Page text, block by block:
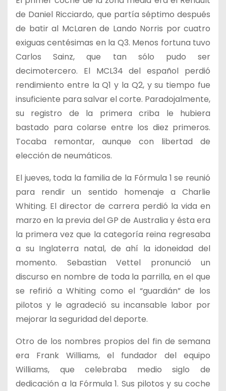
de Daniel Ricciardo, que partía séptimo después
de batir al McLaren de Lando Norris por cuatro
exiguas centésimas en la Q3. Menos fortuna tuvo
Carlos Sainz, que tan sólo pudo ser
decimotercero. El MCL34 del español perdió
rendimiento entre la Q1 y la Q2, y su tiempo fue
insuficiente para salvar el corte. Paradojalmente,
su registro de la primera criba le hubiera
bastado para colarse entre los diez primeros.
Tocaba remontar, aunque con libertad de
elección de neumáticos.
El jueves, toda la familia de la Fórmula 1 se reunió
para rendir un sentido homenaje a Charlie
Whiting. El director de carrera perdió la vida en
marzo en la previa del GP de Australia y ésta era
la primera vez que la categoría reina regresaba
a su Inglaterra natal, de ahí la idoneidad del
momento. Sebastian Vettel pronunció un
discurso en nombre de toda la parrilla, en el que
se refirió a Whiting como el “guardián” de los
pilotos y le agradeció su incansable labor por
mejorar la seguridad del deporte.
Otro de los nombres propios del fin de semana
era Frank Williams, el fundador del equipo
Williams, que celebraba medio siglo de
dedicación a la Fórmula 1. Sus pilotos y su coche